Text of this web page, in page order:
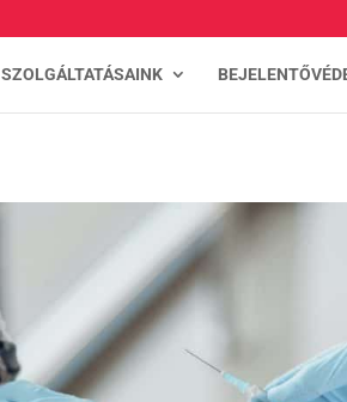
SZOLGÁLTATÁSAINK